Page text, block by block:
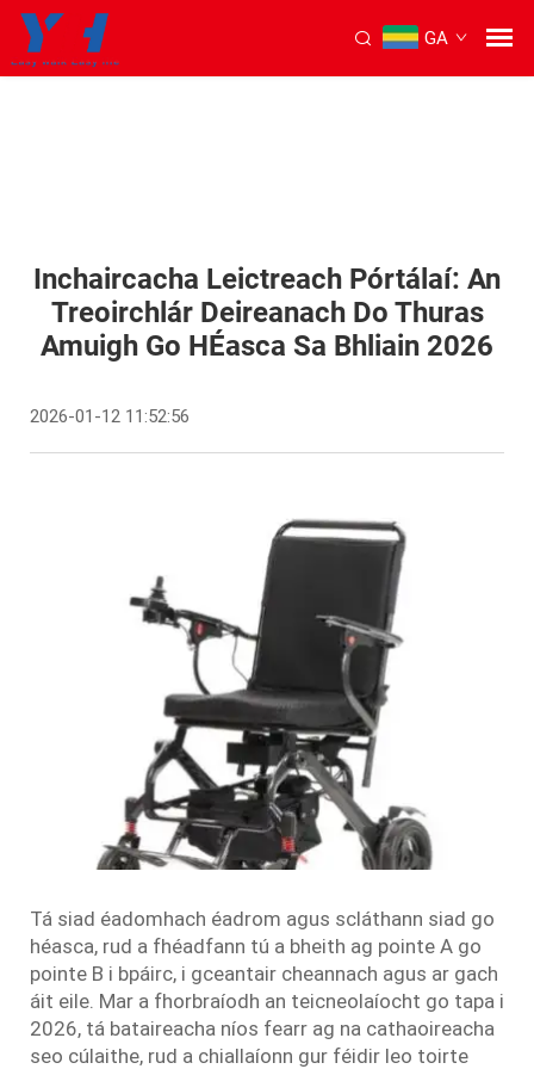
GA
Inchaircacha Leictreach Pórtálaí: An
Treoirchlár Deireanach Do Thuras
Amuigh Go HÉasca Sa Bhliain 2026
2026-01-12 11:52:56
Tá siad éadomhach éadrom agus scláthann siad go
héasca, rud a fhéadfann tú a bheith ag pointe A go
pointe B i bpáirc, i gceantair cheannach agus ar gach
áit eile. Mar a fhorbraíodh an teicneolaíocht go tapa i
2026, tá bataireacha níos fearr ag na cathaoireacha
seo cúlaithe, rud a chiallaíonn gur féidir leo toirte